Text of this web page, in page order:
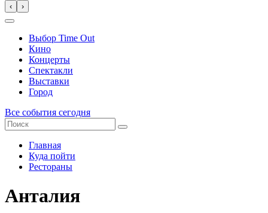
‹ ›
Выбор Time Out
Кино
Концерты
Спектакли
Выставки
Город
Все события сегодня
Главная
Куда пойти
Рестораны
Анталия